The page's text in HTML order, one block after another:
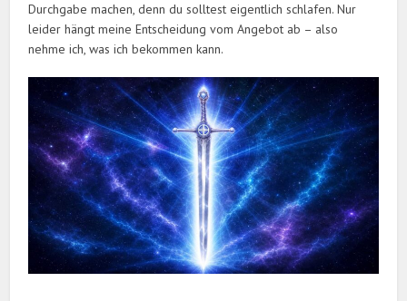
Durchgabe machen, denn du solltest eigentlich schlafen. Nur
leider hängt meine Entscheidung vom Angebot ab – also
nehme ich, was ich bekommen kann.